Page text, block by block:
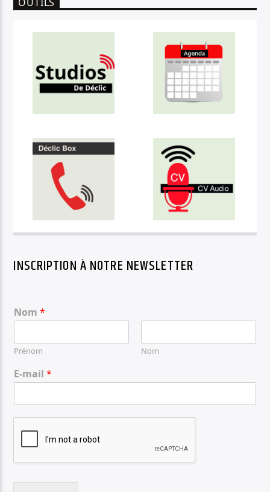
INSCRIPTION À NOTRE NEWSLETTER
Nom*
Prénom Nom
E-mail*